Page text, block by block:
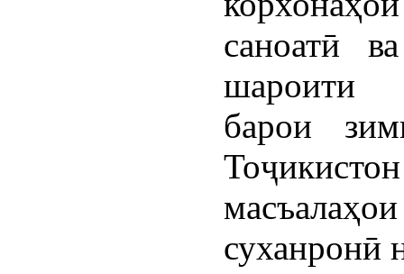
саноатӣ
шароити
барои
суханронӣ